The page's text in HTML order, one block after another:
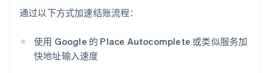
通过以下方式加速结账流程：
使用 Google 的 Place Autocomplete 或类似服务加
快地址输入速度